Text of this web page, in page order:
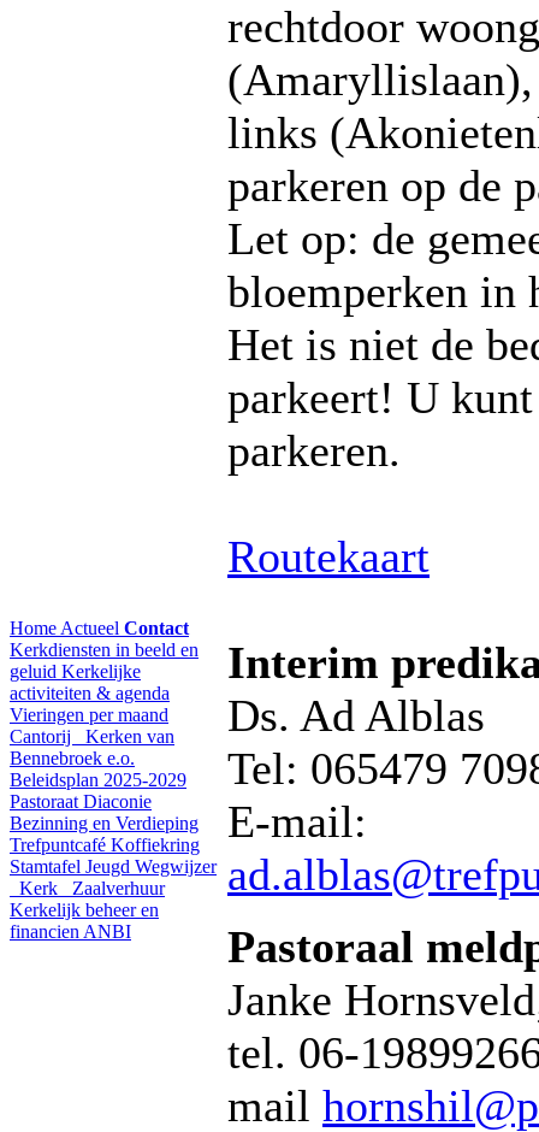
Home Actueel Contact
Kerkdiensten in beeld en
geluid Kerkelijke
activiteiten & agenda
Vieringen per maand
Cantorij
Kerken van
Bennebroek e.o.
Beleidsplan 2025-2029
Pastoraat Diaconie
Bezinning en Verdieping
Trefpuntcafé Koffiekring
Stamtafel Jeugd Wegwijzer
Kerk
Zaalverhuur
Kerkelijk beheer en
financien ANBI
rechtdoor
(Amaryllislaan),
links
parkeren op de
Let op: de
bloemperken in
Het is niet de
parkeert! U
parkeren.
Routekaart
Interim
Ds. Ad Alblas
Tel: 065479
E-mail:
Pastoraal
Janke
tel. 06-
mail